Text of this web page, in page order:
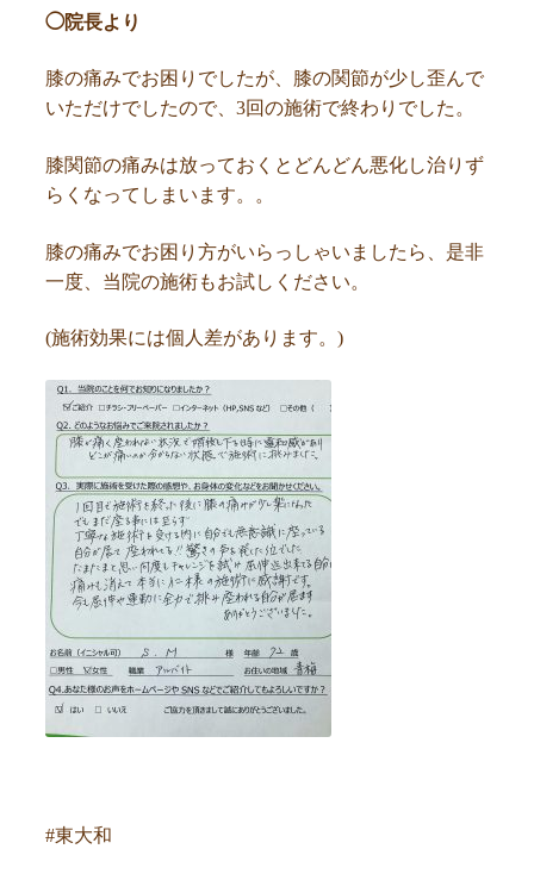
◯院長より
膝の痛みでお困りでしたが、膝の関節が少し歪んで
いただけでしたので、3回の施術で終わりでした。
膝関節の痛みは放っておくとどんどん悪化し治りず
らくなってしまいます。。
膝の痛みでお困り方がいらっしゃいましたら、是非
一度、当院の施術もお試しください。
(施術効果には個人差があります。)
#東大和